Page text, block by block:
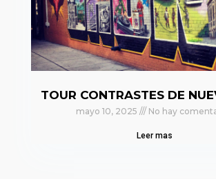
TOUR CONTRASTES DE
mayo 10, 2025 No hay
Leer mas